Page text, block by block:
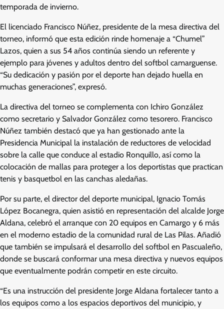
temporada de invierno.
El licenciado Francisco Núñez, presidente de la mesa directiva del
torneo, informó que esta edición rinde homenaje a “Chumel”
Lazos, quien a sus 54 años continúa siendo un referente y
ejemplo para jóvenes y adultos dentro del softbol camarguense.
“Su dedicación y pasión por el deporte han dejado huella en
muchas generaciones”, expresó.
La directiva del torneo se complementa con Ichiro González
como secretario y Salvador González como tesorero. Francisco
Núñez también destacó que ya han gestionado ante la
Presidencia Municipal la instalación de reductores de velocidad
sobre la calle que conduce al estadio Ronquillo, así como la
colocación de mallas para proteger a los deportistas que practican
tenis y basquetbol en las canchas aledañas.
Por su parte, el director del deporte municipal, Ignacio Tomás
López Bocanegra, quien asistió en representación del alcalde Jorge
Aldana, celebró el arranque con 20 equipos en Camargo y 6 más
en el moderno estadio de la comunidad rural de Las Pilas. Añadió
que también se impulsará el desarrollo del softbol en Pascualeño,
donde se buscará conformar una mesa directiva y nuevos equipos
que eventualmente podrán competir en este circuito.
“Es una instrucción del presidente Jorge Aldana fortalecer tanto a
los equipos como a los espacios deportivos del municipio, y